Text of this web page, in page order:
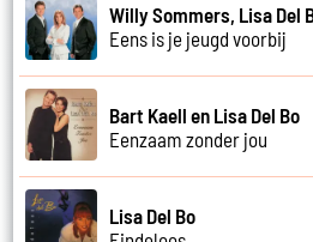
Willy Sommers, Lisa Del
Eens is je jeugd voorbij
Bart Kaell en Lisa Del Bo
Eenzaam zonder jou
Lisa Del Bo